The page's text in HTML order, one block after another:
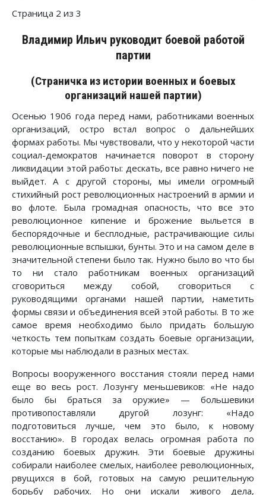
Страница 2 из 3
Владимир Ильич руководит боевой работой
партии
(Страничка из истории военных и боевых
организаций нашей партии)
Осенью 1906 года перед нами, работниками военных
организаций, остро встал вопрос о дальнейших
формах работы. Мы чувствовали, что у некоторой части
социал-демократов начинается поворот в сторону
ликвидации этой работы: дескать, все равно ничего не
выйдет. А с другой стороны, мы имели огромный
стихийный рост революционных настроений в армии и
во флоте. Была громадная опасность, что все это
революционное кипение и брожение выльется в
беспорядочные и бесплодные, растрачивающие силы
революционные вспышки, бунты. Это и на самом деле в
значительной степени было так. Нужно было во что бы
то ни стало работникам военных организаций
сговориться между собой, сговориться с
руководящими органами нашей партии, наметить
формы связи и объединения всей этой работы. В то же
самое время необходимо было придать большую
четкость тем попыткам создать боевые организации,
которые мы наблюдали в разных местах.
Вопросы вооруженного восстания стояли перед нами
еще во весь рост. Лозунгу меньшевиков: «Не надо
было бы браться за оружие» — большевики
противопоставляли другой лозунг: «Надо
подготовиться лучше, чем это было, к новому
восстанию». В городах велась огромная работа по
созданию боевых дружин. Эти боевые дружины
собирали наиболее смелых, наиболее революционных,
рвущихся в бой, готовых на самую решительную
борьбу рабочих. Но они искали живого дела,